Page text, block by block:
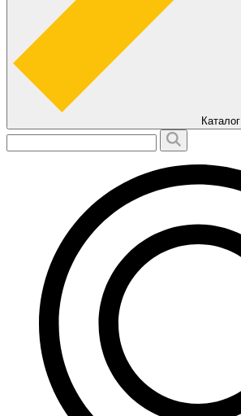
Каталог